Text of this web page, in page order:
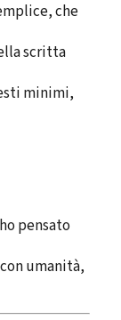
che
scritta
minimi,
pensato
umanità,